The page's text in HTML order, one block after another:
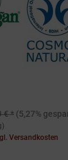
€ * (5,27%
Versandkosten